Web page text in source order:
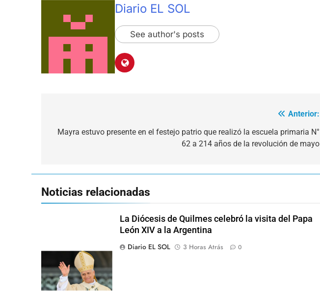
Diario EL SOL
See author's posts
de
Anterior:
Mayra estuvo presente en el festejo patrio que realizó la escuela primaria N°
62 a 214 años de la revolución de mayo
Noticias relacionadas
La Diócesis de Quilmes celebró la visita del Papa
León XIV a la Argentina
Diario EL SOL
3 Horas Atrás 0